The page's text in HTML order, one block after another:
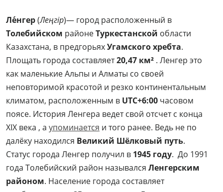
Ле́нгер(Леңгір)— город расположенный в
Толебийском районеТуркестанской области
Казахстана, в предгорьяхУгамского хребта.
Площать города составляет20,47 км² . Ленгер это
как маленькие Альпы и Алматы со своей
неповторимой красотой и резко континентальным
климатом, расположенным в UTC+6:00 часовом
поясе. История Ленгера ведет свой отсчет с конца
XIX века , а упоминается и того ранее. Ведь не по
далёку находился Великий Шёлковый путь.
Статус города Ленгер получил в 1945 году. До 1991
года Толебийский район назывался Ленгерским
районом. Население города составляет